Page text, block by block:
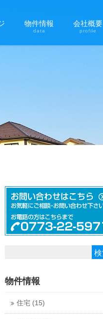
物件情報
data
会社概要
profile
物件情報
住宅 (15)